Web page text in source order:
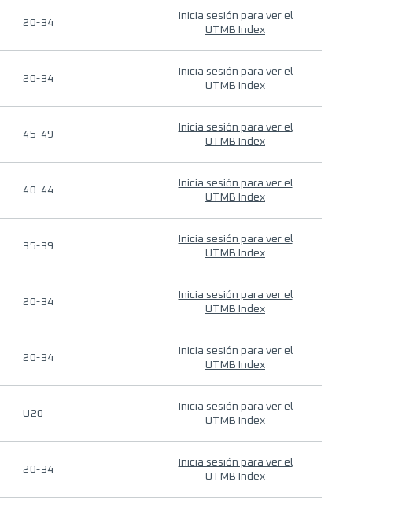
20-34
Inicia sesión para ver el
UTMB Index
20-34
Inicia sesión para ver el
UTMB Index
45-49
Inicia sesión para ver el
UTMB Index
40-44
Inicia sesión para ver el
UTMB Index
35-39
Inicia sesión para ver el
UTMB Index
20-34
Inicia sesión para ver el
UTMB Index
20-34
Inicia sesión para ver el
UTMB Index
U20
Inicia sesión para ver el
UTMB Index
20-34
Inicia sesión para ver el
UTMB Index